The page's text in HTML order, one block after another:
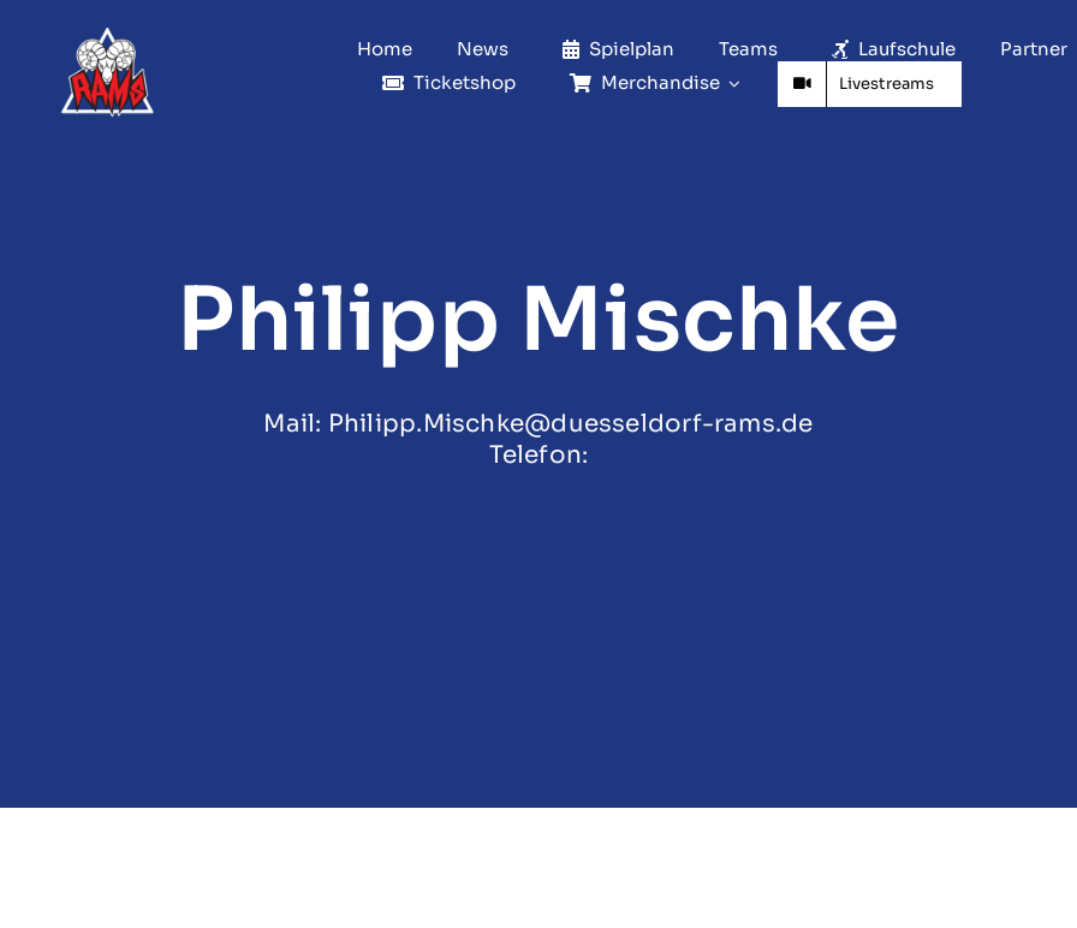
springen
Home News Spielplan Teams Laufschule
Partner
Ticketshop
Merchandise Livestreams
Philipp Mischke
Mail: Philipp.Mischke@duesseldorf-rams.de
Telefon: